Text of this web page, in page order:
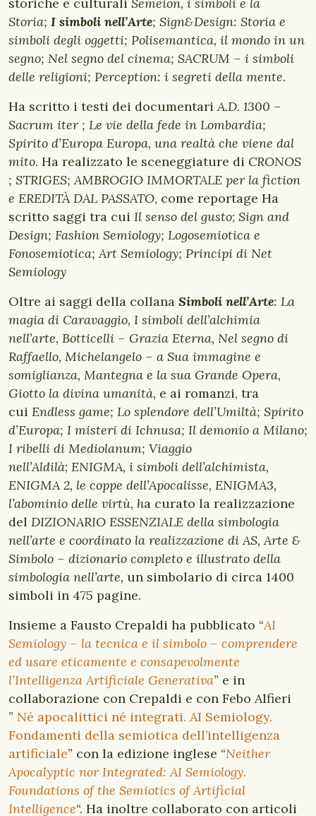
Storia; I simboli nell’Arte; Sign&Design: Storia e
simboli degli oggetti; Polisemantica, il mondo in un
segno; Nel segno del cinema; SACRUM – i simboli
delle religioni; Perception: i segreti della mente.
Ha scritto i testi dei documentari A.D. 1300 –
Sacrum iter ; Le vie della fede in Lombardia;
Spirito d’Europa Europa, una realtà che viene dal
mito. Ha realizzato le sceneggiature di CRONOS
; STRIGES; AMBROGIO IMMORTALE per la fiction
e EREDITÀ DAL PASSATO, come reportage Ha
scritto saggi tra cui Il senso del gusto; Sign and
Design; Fashion Semiology; Logosemiotica e
Fonosemiotica; Art Semiology; Principi di Net
Semiology
Oltre ai saggi della collana Simboli nell’Arte: La
magia di Caravaggio, I simboli dell’alchimia
nell’arte, Botticelli – Grazia Eterna, Nel segno di
Raffaello, Michelangelo – a Sua immagine e
somiglianza, Mantegna e la sua Grande Opera,
Giotto la divina umanità, e ai romanzi, tra
cui Endless game; Lo splendore dell’Umiltà; Spirito
d’Europa; I misteri di Ichnusa; Il demonio a Milano;
I ribelli di Mediolanum; Viaggio
nell’Aldilà; ENIGMA, i simboli dell’alchimista,
ENIGMA 2, le coppe dell’Apocalisse, ENIGMA3,
l’abominio delle virtù, ha curato la realizzazione
del DIZIONARIO ESSENZIALE della simbologia
nell’arte e coordinato la realizzazione di AS, Arte &
Simbolo – dizionario completo e illustrato della
simbologia nell’arte, un simbolario di circa 1400
simboli in 475 pagine.
Insieme a Fausto Crepaldi ha pubblicato “AI
Semiology – la tecnica e il simbolo – comprendere
ed usare eticamente e consapevolmente
l’Intelligenza Artificiale Generativa” e in
collaborazione con Crepaldi e con Febo Alfieri
” Né apocalittici né integrati. AI Semiology.
Fondamenti della semiotica dell’intelligenza
artificiale” con la edizione inglese “Neither
Apocalyptic nor Integrated: AI Semiology.
Foundations of the Semiotics of Artificial
Intelligence“. Ha inoltre collaborato con articoli